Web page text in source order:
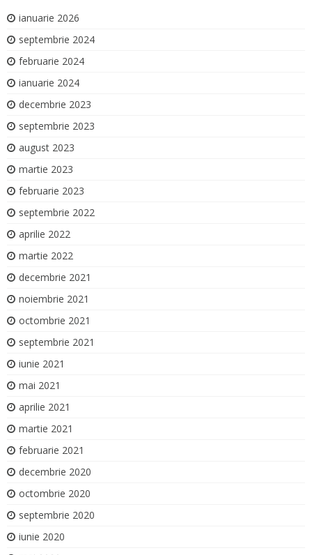
ianuarie 2026
septembrie 2024
februarie 2024
ianuarie 2024
decembrie 2023
septembrie 2023
august 2023
martie 2023
februarie 2023
septembrie 2022
aprilie 2022
martie 2022
decembrie 2021
noiembrie 2021
octombrie 2021
septembrie 2021
iunie 2021
mai 2021
aprilie 2021
martie 2021
februarie 2021
decembrie 2020
octombrie 2020
septembrie 2020
iunie 2020